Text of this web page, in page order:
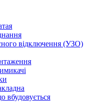
відключення (УЗО)
вбудовується